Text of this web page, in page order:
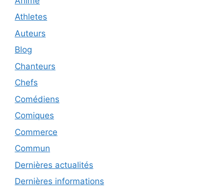
Athletes
Auteurs
Blog
Chanteurs
Chefs
Comédiens
Comiques
Commerce
Commun
Dernières actualités
Dernières informations